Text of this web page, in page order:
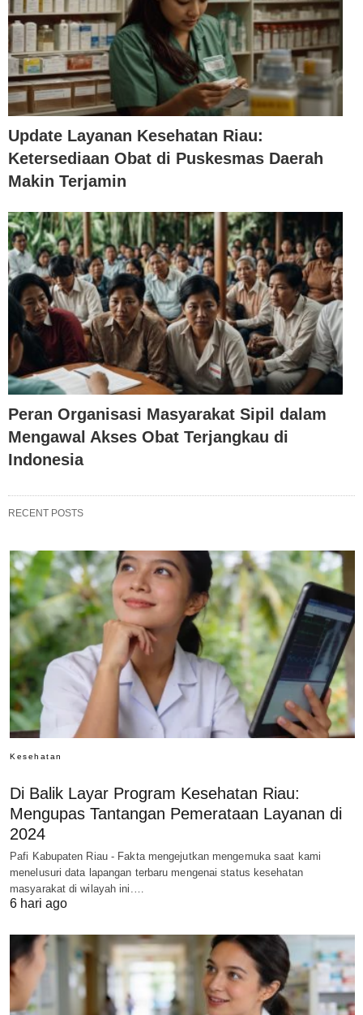
Update Layanan Kesehatan Riau:
Ketersediaan Obat di Puskesmas Daerah
Makin Terjamin
Peran Organisasi Masyarakat Sipil dalam
Mengawal Akses Obat Terjangkau di
Indonesia
RECENT POSTS
Kesehatan
Di Balik Layar Program Kesehatan Riau:
Mengupas Tantangan Pemerataan Layanan di
2024
Pafi Kabupaten Riau - Fakta mengejutkan mengemuka saat kami
menelusuri data lapangan terbaru mengenai status kesehatan
masyarakat di wilayah ini.…
6 hari ago